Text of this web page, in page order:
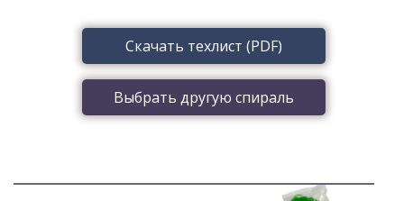
Скачать техлист (PDF)
Выбрать другую спираль